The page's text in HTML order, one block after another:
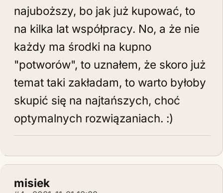
najuboższy, bo jak już kupować, to
na kilka lat współpracy. No, a że nie
każdy ma środki na kupno
"potworów", to uznałem, że skoro już
temat taki zakładam, to warto byłoby
skupić się na najtańszych, choć
optymalnych rozwiązaniach. :)
misiek